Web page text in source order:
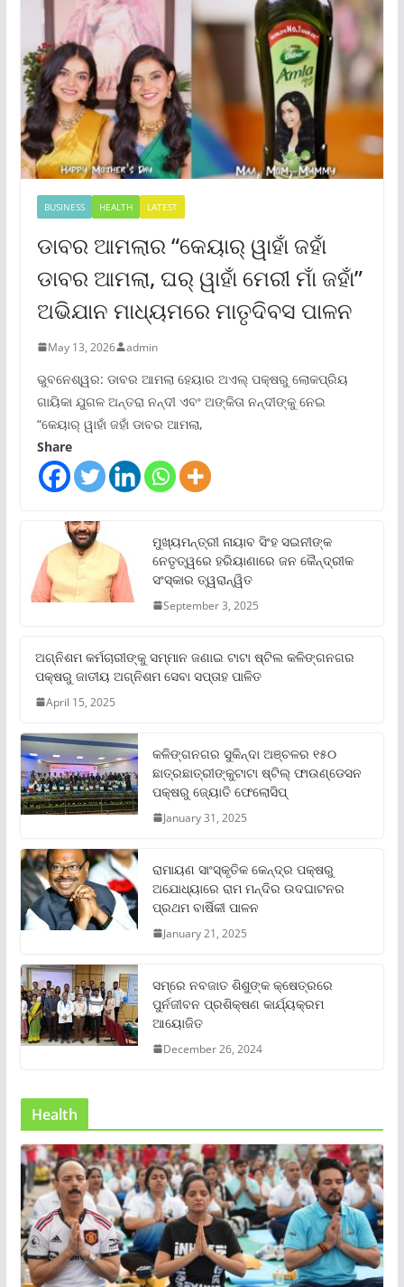
BUSINESS HEALTH LATEST
ଡାବର ଆମଲାର “କେୟାର୍ ୱାହାଁ ଜହାଁ
ଡାବର ଆମଲା, ଘର୍ ୱାହାଁ ମେରୀ ମାଁ ଜହାଁ”
ଅଭିଯାନ ମାଧ୍ୟମରେ ମାତୃଦିବସ ପାଳନ
May 13, 2026 admin
ଭୁବନେଶ୍ୱର: ଡାବର ଆମଲା ହେୟାର ଅଏଲ୍ ପକ୍ଷରୁ ଲୋକପ୍ରିୟ
ଗାୟିକା ଯୁଗଳ ଅନ୍ତରା ନନ୍ଦୀ ଏବଂ ଅଙ୍କିତା ନନ୍ଦୀଙ୍କୁ ନେଇ
“କେୟାର୍ ୱାହାଁ ଜହାଁ ଡାବର ଆମଲା,
Share
ମୁଖ୍ୟମନ୍ତ୍ରୀ ନାୟାବ ସିଂହ ସଇନୀଙ୍କ
ନେତୃତ୍ୱରେ ହରିୟାଣାରେ ଜନ କୈନ୍ଦ୍ରୀକ
ସଂସ୍କାର ତ୍ୱରାନ୍ୱିତ
September 3, 2025
ଅଗ୍ନିଶମ କର୍ମଚାରୀଙ୍କୁ ସମ୍ମାନ ଜଣାଇ ଟାଟା ଷ୍ଟିଲ କଳିଙ୍ଗନଗର
ପକ୍ଷରୁ ଜାତୀୟ ଅଗ୍ନିଶମ ସେବା ସପ୍ତାହ ପାଳିତ
April 15, 2025
କଳିଙ୍ଗନଗର ସୁକିନ୍ଦା ଅଞ୍ଚଳର ୧୫୦
ଛାତ୍ରଛାତ୍ରୀଙ୍କୁଟାଟା ଷ୍ଟିଲ୍ ଫାଉଣ୍ଡେସନ
ପକ୍ଷରୁ ଜ୍ୟୋତି ଫେଲୋସିପ୍‌
January 31, 2025
ରାମାୟଣ ସାଂସ୍କୃତିକ କେନ୍ଦ୍ର ପକ୍ଷରୁ
ଅଯୋଧ୍ୟାରେ ରାମ ମନ୍ଦିର ଉଦଘାଟନର
ପ୍ରଥମ ବାର୍ଷିକୀ ପାଳନ
January 21, 2025
ସମ୍‌ରେ ନବଜାତ ଶିଶୁଙ୍କ କ୍ଷେତ୍ରରେ
ପୁର୍ନଜୀବନ ପ୍ରଶିକ୍ଷଣ କାର୍ଯ୍ୟକ୍ରମ
ଆୟୋଜିତ
December 26, 2024
Health